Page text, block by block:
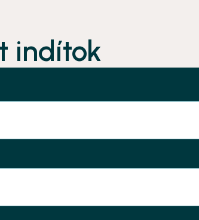
indítok